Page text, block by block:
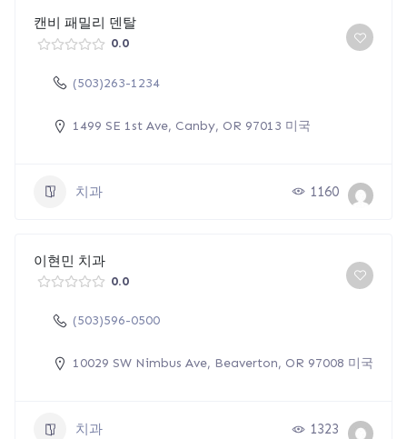
캔비 패밀리 덴탈
0.0
(503)263-1234
1499 SE 1st Ave, Canby, OR 97013 미국
치과 1160
이현민 치과
0.0
(503)596-0500
10029 SW Nimbus Ave, Beaverton, OR 97008 미국
치과 1323